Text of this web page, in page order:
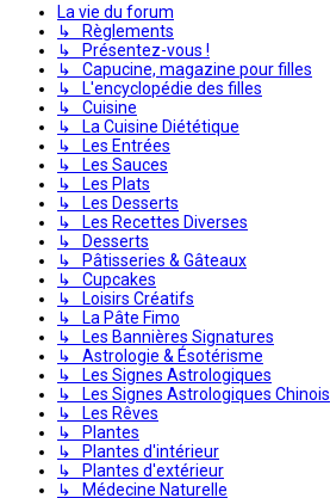
La vie du forum
↳ Règlements
↳ Présentez-vous !
↳ Capucine, magazine pour filles
↳ L'encyclopédie des filles
↳ Cuisine
↳ La Cuisine Diététique
↳ Les Entrées
↳ Les Sauces
↳ Les Plats
↳ Les Desserts
↳ Les Recettes Diverses
↳ Desserts
↳ Pâtisseries & Gâteaux
↳ Cupcakes
↳ Loisirs Créatifs
↳ La Pâte Fimo
↳ Les Bannières Signatures
↳ Astrologie & Ésotérisme
↳ Les Signes Astrologiques
↳ Les Signes Astrologiques Chinois
↳ Les Rêves
↳ Plantes
↳ Plantes d'intérieur
↳ Plantes d'extérieur
↳ Médecine Naturelle